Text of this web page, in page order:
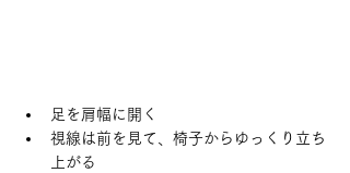
足を肩幅に開く
視線は前を見て、椅子からゆっくり立ち
上がる